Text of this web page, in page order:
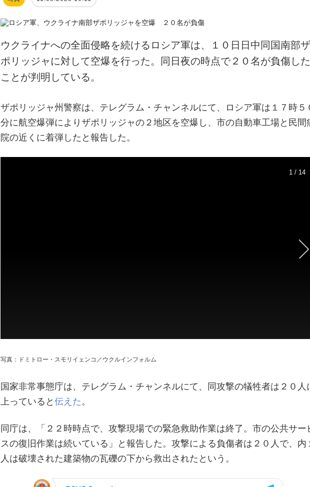
ウクライナへの全面侵略を続けるロシア軍は、１０日日中同国南部ザ
ポリッジャに対して空爆を行った。同日夜の時点で２０名が負傷した
ことが判明している。
ザポリッジャ州警察は、テレグラム・チャンネルにて、ロシア軍は１７時５
分に航空爆弾によりザポリッジャの２地区を空爆し、市の自動車工場と民間
院の近くに着弾したと報告した。
1 / 14
写真：ドミトロー・スモリイェンコ／ウクルインフォルム
国家非常事態庁は、テレグラム・チャンネルにて、同攻撃の犠牲者は２０人
上っていると 伝えた 。
同庁は、「２２時時点で、攻撃現場での緊急救助作業は終了。市の公共サー
スの復旧作業は続いている」と報告した。攻撃による負傷者は２０人で、内
人は破壊された建築物の瓦礫の下から救出されたという。